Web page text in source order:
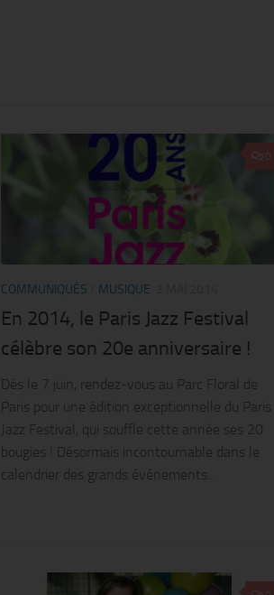
COMMUNIQUÉS MUSIQUE
En 2014, le Paris Jazz Festival
célèbre son 20e anniversaire !
Dès le 7 juin, rendez-vous au Parc Floral de
Paris pour une édition exceptionnelle du Paris
Jazz Festival, qui souffle cette année ses 20
bougies ! Désormais incontournable dans le
calendrier des grands événements...